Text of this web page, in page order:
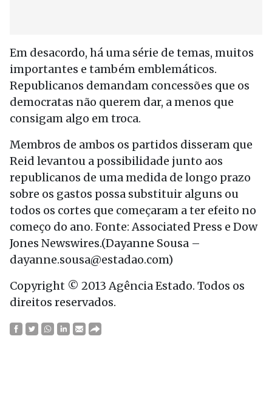
Em desacordo, há uma série de temas, muitos
importantes e também emblemáticos.
Republicanos demandam concessões que os
democratas não querem dar, a menos que
consigam algo em troca.
Membros de ambos os partidos disseram que
Reid levantou a possibilidade junto aos
republicanos de uma medida de longo prazo
sobre os gastos possa substituir alguns ou
todos os cortes que começaram a ter efeito no
começo do ano. Fonte: Associated Press e Dow
Jones Newswires.(Dayanne Sousa –
dayanne.sousa@estadao.com)
Copyright © 2013 Agência Estado. Todos os
direitos reservados.